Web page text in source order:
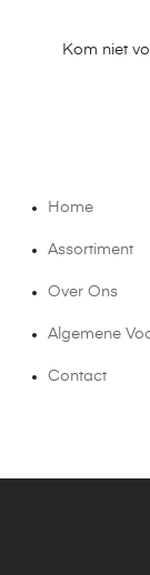
Kom niet
Home
Assortiment
Over Ons
Algemene
Contact